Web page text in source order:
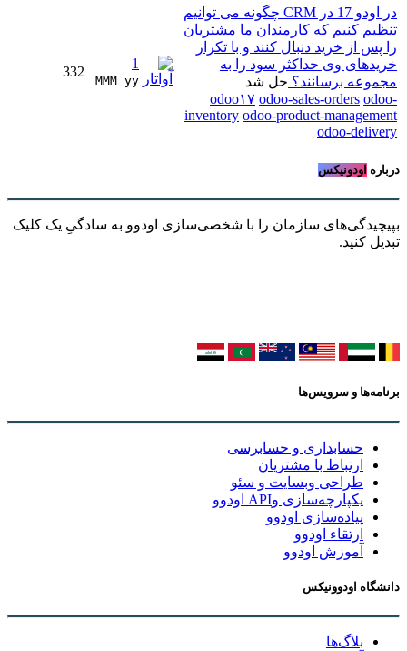
در اودو 17 در CRM چگونه می توانیم
تنظیم کنیم که کارمندان ما مشتریان
را پس از خرید دنبال کنند و با تکرار
خریدهای وی حداکثر سود را به
مجموعه برسانند؟ حل شد
odoo۱۷ odoo-sales-orders odoo-
inventory odoo-product-management
odoo-delivery
1
MMM yy
332
درباره اودونیکس
بپیچیدگی‌های سازمان را با شخصی‌سازی اودوو به سادگیِ یک کلیک
تبدیل کنید.
برنامه‌ها و سرویس‌ها
حسابداری و حسابرسی
ارتباط با مشتریان
طراحی وبسایت و سئو
یکپارچه‌سازی وAPI اودوو
پیاده‌سازی اودوو
ارتقاء اودوو
آموزش اودوو
دانشگاه اودوونیکس
بلاگ‌ها